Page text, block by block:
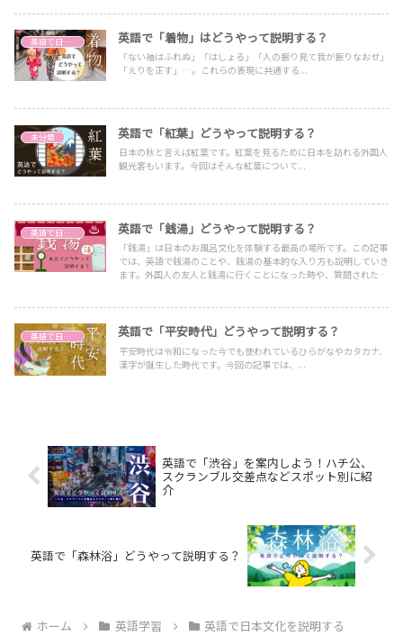
英語で日本文化を説明する 英語で「着物」はどうやって説明する？
「ない袖はふれぬ」「はしょる」「人の振り見て我が振りなおせ」
「えりを正す」…。これらの表現に共通する...
未分類 英語で「紅葉」どうやって説明する？
日本の秋と言えば紅葉です。紅葉を見るために日本を訪れる外国人
観光客もいます。今回はそんな紅葉について...
英語で日本文化を説明する 英語で「銭湯」どうやって説明する？
「銭湯」は日本のお風呂文化を体験する最高の場所です。この記事
では、英語で銭湯のことや、銭湯の基本的な入り方も説明していき
ます。外国人の友人と銭湯に行くことになった時や、質問された時
英語で日本文化を説明する 英語で「平安時代」どうやって説明する？
平安時代は令和になった今でも使われているひらがなやカタカナ、
漢字が誕生した時代です。今回の記事では、...
英語で「渋谷」を案内しよう！ハチ公、
スクランブル交差点などスポット別に紹
介
英語で「森林浴」どうやって説明する？
ホーム 英語学習 英語で日本文化を説明する